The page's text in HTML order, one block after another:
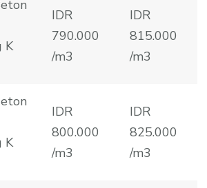
K
IDR
790.000
/m3
IDR
815.000
/m3
K
IDR
800.000
/m3
IDR
825.000
/m3